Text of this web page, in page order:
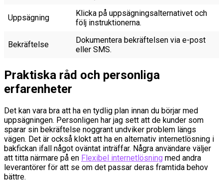
Uppsägning
Klicka på uppsägningsalternativet och
följ instruktionerna.
Bekräftelse
Dokumentera bekräftelsen via e-post
eller SMS.
Praktiska råd och personliga
erfarenheter
Det kan vara bra att ha en tydlig plan innan du börjar med
uppsägningen. Personligen har jag sett att de kunder som
sparar sin bekräftelse noggrant undviker problem längs
vägen. Det är också klokt att ha en alternativ internetlösning i
bakfickan ifall något oväntat inträffar. Några användare väljer
att titta närmare på en Flexibel internetlösning med andra
leverantörer för att se om det passar deras framtida behov
bättre.